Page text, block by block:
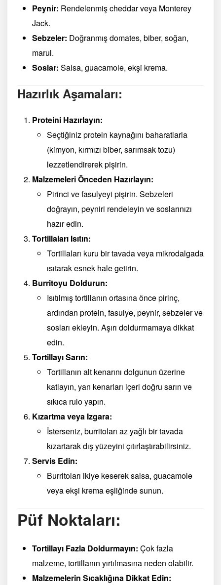
Peynir: Rendelenmiş cheddar veya Monterey
Jack.
Sebzeler: Doğranmış domates, biber, soğan,
marul.
Soslar: Salsa, guacamole, ekşi krema.
Hazırlık Aşamaları:
Proteini Hazırlayın:
Seçtiğiniz protein kaynağını baharatlarla
(kimyon, kırmızı biber, sarımsak tozu)
lezzetlendirerek pişirin.
Malzemeleri Önceden Hazırlayın:
Pirinci ve fasulyeyi pişirin. Sebzeleri
doğrayın, peyniri rendeleyin ve soslarınızı
hazır edin.
Tortillaları Isıtın:
Tortillaları kuru bir tavada veya mikrodalgada
ısıtarak esnek hale getirin.
Burritoyu Doldurun:
Isıtılmış tortillanın ortasına önce pirinç,
ardından protein, fasulye, peynir, sebzeler ve
sosları ekleyin. Aşırı doldurmamaya dikkat
edin.
Tortillayı Sarın:
Tortillanın alt kenarını dolgunun üzerine
katlayın, yan kenarları içeri doğru sarın ve
sıkıca rulo yapın.
Kızartma veya Izgara:
İsterseniz, burritoları az yağlı bir tavada
kızartarak dış yüzeyini çıtırlaştırabilirsiniz.
Servis Edin:
Burritoları ikiye keserek salsa, guacamole
veya ekşi krema eşliğinde sunun.
Püf Noktaları:
Tortillayı Fazla Doldurmayın: Çok fazla
malzeme, tortillanın yırtılmasına neden olabilir.
Malzemelerin Sıcaklığına Dikkat Edin: